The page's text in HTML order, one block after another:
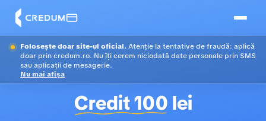
Folosește doar site-ul oficial. Atenție la tentative de fraudă: aplică
doar prin credum.ro. Nu îți cerem niciodată date personale prin SMS
sau aplicații de mesagerie.
Nu mai afișa
Credit 100 lei